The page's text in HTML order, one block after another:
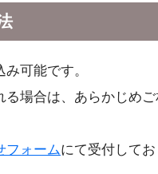
可能です。
場合は、あらかじめご
フォームにて受付してお